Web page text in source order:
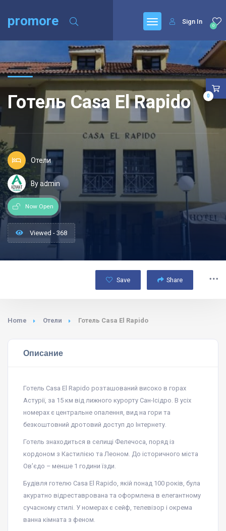
promore 0
Sign In
Готель Casa El Rapido
Отели
By admin
Now Open
Viewed - 368
Save Share
Home Отели Готель Casa El Rapido
Описание
Готель Casa El Rapido розташований високо в горах
Астурії, за 15 км від лижного курорту Сан-Ісідро. В усіх
номерах є центральне опалення, вид на гори та
безкоштовний дротовий доступ до Інтернету.
Готель знаходиться в селищі Фелечоса, поряд із
кордоном з Кастилією та Леоном. До історичного міста
Ов’єдо – менше 1 години їзди.
Будівля готелю Casa El Rapido, якій понад 100 років, була
акуратно відреставрована та оформлена в елегантному
сучасному стилі. У номерах є сейф, телевізор і окрема
ванна кімната з феном.
0